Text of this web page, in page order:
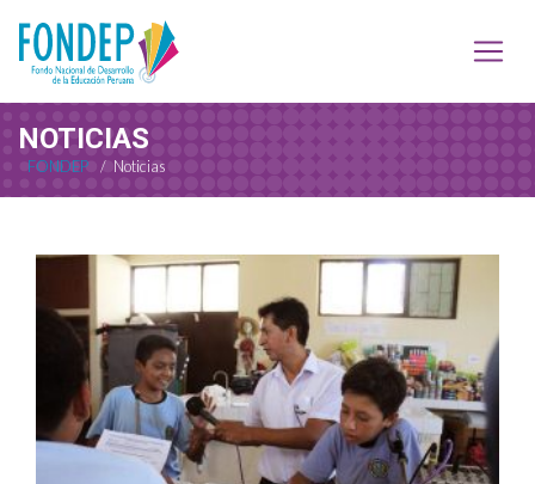
NOTICIAS
FONDEP / Noticias